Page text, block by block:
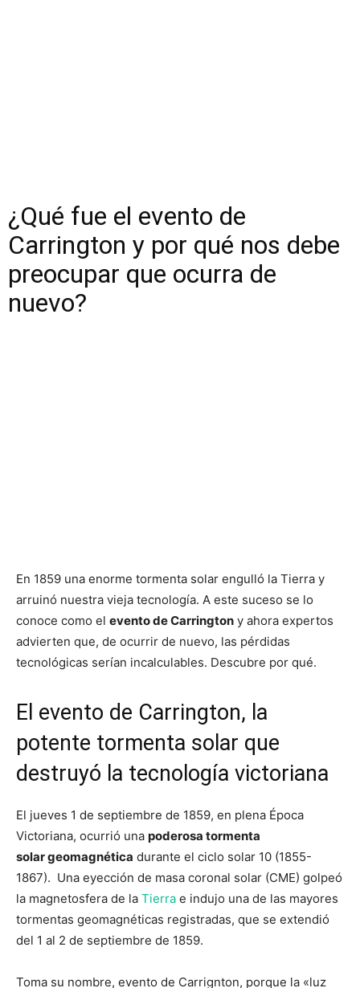
¿Qué fue el evento de
Carrington y por qué nos debe
preocupar que ocurra de
nuevo?
En 1859 una enorme tormenta solar engulló la Tierra y
arruinó nuestra vieja tecnología. A este suceso se lo
conoce como el evento de Carrington y ahora expertos
advierten que, de ocurrir de nuevo, las pérdidas
tecnológicas serían incalculables. Descubre por qué.
El evento de Carrington, la
potente tormenta solar que
destruyó la tecnología victoriana
El jueves 1 de septiembre de 1859, en plena Época
Victoriana, ocurrió una poderosa tormenta
solar geomagnética durante el ciclo solar 10 (1855-
1867). Una eyección de masa coronal solar (CME) golpeó
la magnetosfera de la Tierra e indujo una de las mayores
tormentas geomagnéticas registradas, que se extendió
del 1 al 2 de septiembre de 1859.
Toma su nombre, evento de Carrignton, porque la «luz